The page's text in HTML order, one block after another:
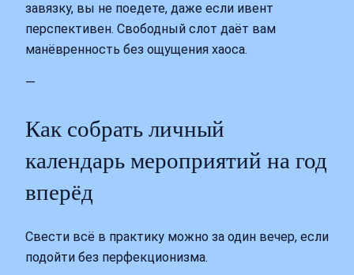
завязку, вы не поедете, даже если ивент
перспективен. Свободный слот даёт вам
манёвренность без ощущения хаоса.
—
Как собрать личный
календарь мероприятий на год
вперёд
Свести всё в практику можно за один вечер, если
подойти без перфекционизма.